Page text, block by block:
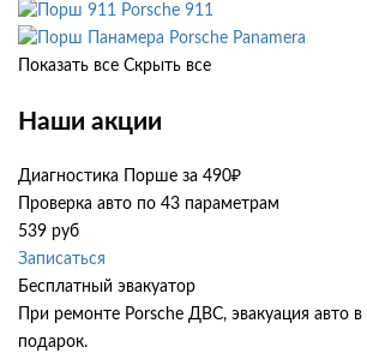
Porsche 911
Porsche Panamera
Показать все Скрыть все
Наши акции
Диагностика Порше за 490₽
Проверка авто по 43 параметрам
539 руб
Записаться
Бесплатный эвакуатор
При ремонте Porsche ДВС, эвакуация авто
подарок.